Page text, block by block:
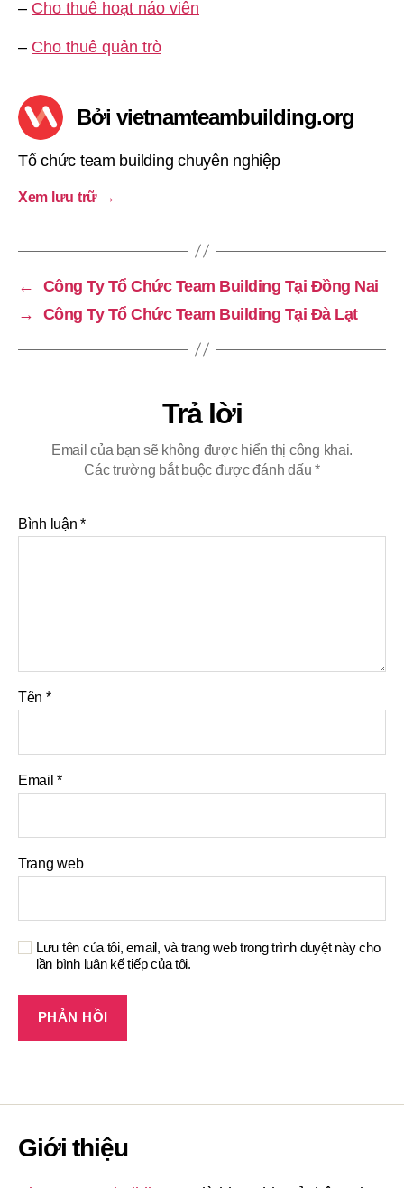
– Cho thuê hoạt náo viên
– Cho thuê quản trò
Bởi vietnamteambuilding.org
Tổ chức team building chuyên nghiệp
Xem lưu trữ →
←
Công Ty Tổ Chức Team Building Tại Đồng Nai
→
Công Ty Tổ Chức Team Building Tại Đà Lạt
Trả lời
Email của bạn sẽ không được hiển thị công khai.
Các trường bắt buộc được đánh dấu*
Bình luận*
Tên *
Email*
Trang web
Lưu tên của tôi, email, và trang web trong trình duyệt này cho
lần bình luận kế tiếp của tôi.
Giới thiệu